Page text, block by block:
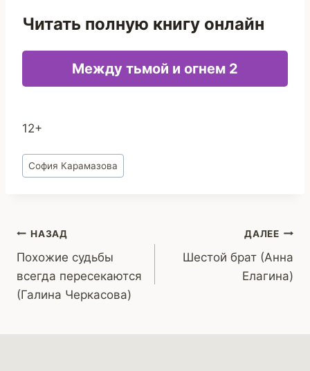
Читать полную книгу онлайн
Между тьмой и огнем 2
12+
Метки
записи:
София Карамазова
Навигация
по
записям
НАЗАД
Похожие судьбы
всегда пересекаются
(Галина Черкасова)
ДАЛЕЕ
Шестой брат (Анна
Елагина)